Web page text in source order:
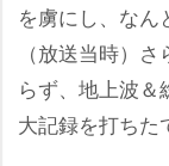
を虜にし、なん
（放送当時）
らず、地上波
大記録を打ちた